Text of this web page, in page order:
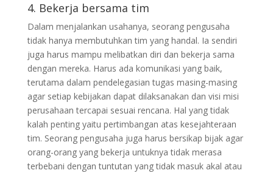
4. Bekerja bersama tim
Dalam menjalankan usahanya, seorang pengusaha
tidak hanya membutuhkan tim yang handal. Ia sendiri
juga harus mampu melibatkan diri dan bekerja sama
dengan mereka. Harus ada komunikasi yang baik,
terutama dalam pendelegasian tugas masing-masing
agar setiap kebijakan dapat dilaksanakan dan visi misi
perusahaan tercapai sesuai rencana. Hal yang tidak
kalah penting yaitu pertimbangan atas kesejahteraan
tim. Seorang pengusaha juga harus bersikap bijak agar
orang-orang yang bekerja untuknya tidak merasa
terbebani dengan tuntutan yang tidak masuk akal atau